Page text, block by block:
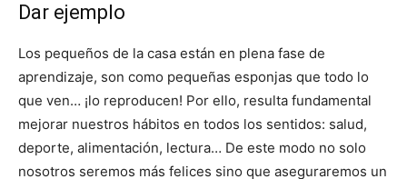
Dar ejemplo
Los pequeños de la casa están en plena fase de
aprendizaje, son como pequeñas esponjas que todo lo
que ven… ¡lo reproducen! Por ello, resulta fundamental
mejorar nuestros hábitos en todos los sentidos: salud,
deporte, alimentación, lectura… De este modo no solo
nosotros seremos más felices sino que aseguraremos un